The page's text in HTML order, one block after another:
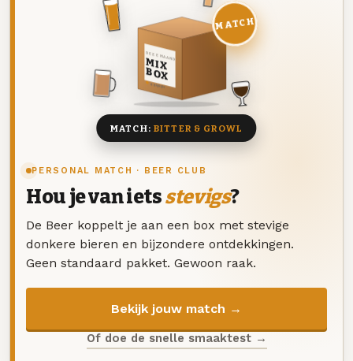
PERSONAL MATCH · BEER CLUB
Hou je van ietsstevigs?
De Beer koppelt je aan een box met stevige
donkere bieren en bijzondere ontdekkingen.
Geen standaard pakket. Gewoon raak.
Bekijk jouw match →
Of doe de snelle smaaktest →
DEZE MAAND
MIX
BOX
8 BIEREN
MATCH
MATCH: BITTER & GROWL